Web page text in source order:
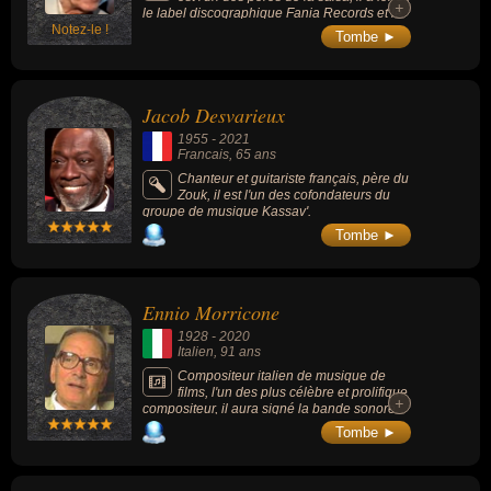
Notez-le !
le label discographique Fania Records et le
groupe historique Fania All-Stars, par lequel
sont passées des icônes de la salsa comme
+
+
Tombe ►
Jacob Desvarieux
1955 - 2021
Francais, 65 ans
Chanteur et guitariste français, père du
Zouk, il est l'un des cofondateurs du
groupe de musique Kassav'.
Tombe ►
Ennio Morricone
1928 - 2020
Italien, 91 ans
Compositeur italien de musique de
films, l'un des plus célèbre et prolifique
compositeur, il aura signé la bande sonore
de plus de 500 longs-métrages au cours
d’une carrière de 59 ans. Ses épopées
+
+
Tombe ►